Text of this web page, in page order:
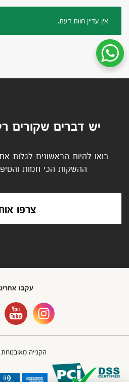
אין עדיין חוות דעת.
יש דברים שקורים
בואו להיות הראשונים לגלות
ההשקות הכי חמות
צרפו
עקבו
הקנייה
שיחת ווטסאפ עם שירות הלקוחות